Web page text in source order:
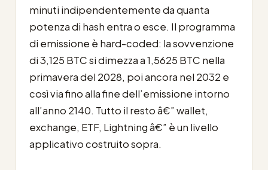
minuti indipendentemente da quanta
potenza di hash entra o esce. Il programma
di emissione è hard-coded: la sovvenzione
di 3,125 BTC si dimezza a 1,5625 BTC nella
primavera del 2028, poi ancora nel 2032 e
così via fino alla fine dell’emissione intorno
all’anno 2140. Tutto il resto â€” wallet,
exchange, ETF, Lightning â€” è un livello
applicativo costruito sopra.